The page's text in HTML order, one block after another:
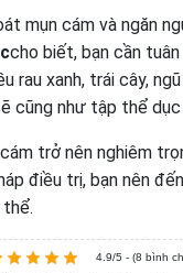
mụn cám và ngăn
cho biết, bạn cần
rau xanh, trái cây,
cũng như tập thể
trở nên nghiêm
điều trị, bạn nên
4.9/5 - (8 bình